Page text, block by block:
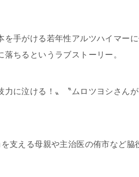
を手がける若年性アルツハイマー
ちるというラブストーリー。
力に泣ける！〟〝ムロツヨシさん
支える母親や主治医の侑市など